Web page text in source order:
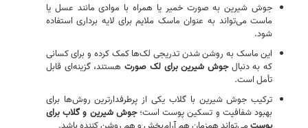
جوش شیرین به صورت خمیر یا همراه با موادی مانند عسل یا
ماست می‌تواند به‌ عنوان ماسک ملایم برای لایه‌ برداری استفاده
شود.
این ماسک به روشن شدن تدریجی لک‌ها کمک کرده و برای کسانی
که به دنبالجوش شیرین برای لک صورتهستند، گزینه‌ای قابل‌
تأمل است.
ترکیب جوش شیرین با گلاب یکی از پرطرفدارترین روش‌ها برای
بهبود شفافیت و تسکین پوست است؛جوش شیرین و گلاب برای